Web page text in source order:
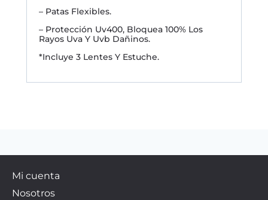
– Patas Flexibles.
– Protección Uv400, Bloquea 100% Los
Rayos Uva Y Uvb Dañinos.
*Incluye 3 Lentes Y Estuche.
Mi cuenta
Nosotros